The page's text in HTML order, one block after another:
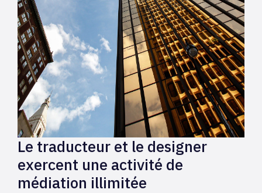
Le traducteur et le designer
exercent une activité de
médiation illimitée